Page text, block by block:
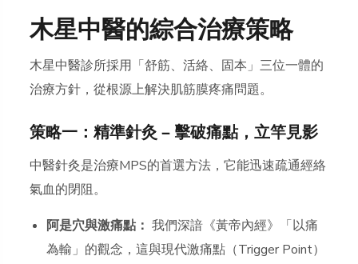
木星中醫的綜合治療策略
木星中醫診所採用「舒筋、活絡、固本」三位一體的
治療方針，從根源上解決肌筋膜疼痛問題。
策略一：精準針灸 — 擊破痛點，立竿見影
中醫針灸是治療MPS的首選方法，它能迅速疏通經絡
氣血的閉阻。
阿是穴與激痛點： 我們深諳《黃帝內經》「以痛
為輸」的觀念，這與現代激痛點（Trigger Point）